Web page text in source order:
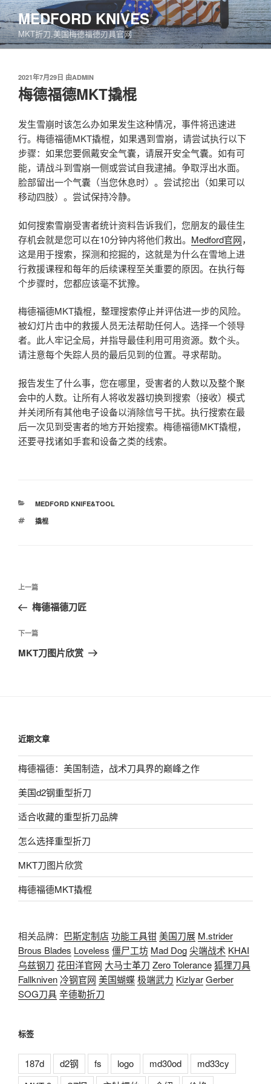
跳
至
内
容
MEDFORD KNIVES
MKT折刀,美国梅德福德刃具官网
发
布
于
2021年7月29日 由ADMIN
梅德福德MKT撬棍
发生雪崩时该怎么办如果发生这种情况，事件将迅速进
行。梅德福德MKT撬棍，如果遇到雪崩，请尝试执行以下
步骤：如果您要佩戴安全气囊，请展开安全气囊。如有可
能，请战斗到雪崩一侧或尝试自我逮捕。争取浮出水面。
脸部留出一个气囊（当您休息时）。尝试挖出（如果可以
移动四肢）。尝试保持冷静。
如何搜索雪崩受害者统计资料告诉我们，您朋友的最佳生
存机会就是您可以在10分钟内将他们救出。 Medford官网，
这是用于搜索，探测和挖掘的，这就是为什么在雪地上进
行救援课程和每年的后续课程至关重要的原因。在执行每
个步骤时，您都应该毫不犹豫。
梅德福德MKT撬棍，整理搜索停止并评估进一步的风险。
被幻灯片击中的救援人员无法帮助任何人。选择一个领导
者。此人牢记全局，并指导最佳利用可用资源。数个头。
请注意每个失踪人员的最后见到的位置。寻求帮助。
报告发生了什么事，您在哪里，受害者的人数以及整个聚
会中的人数。让所有人将收发器切换到搜索（接收）模式
并关闭所有其他电子设备以消除信号干扰。执行搜索在最
后一次见到受害者的地方开始搜索。梅德福德MKT撬棍，
还要寻找诸如手套和设备之类的线索。
分
MEDFORD KNIFE&TOOL
标
撬棍
文
导
航
上
一
文
章
上一篇
梅德福德刀匠
下
一
下一篇
MKT刀图片欣赏
近期文章
梅德福德：美国制造，战术刀具界的巅峰之作
美国d2钢重型折刀
适合收藏的重型折刀品牌
怎么选择重型折刀
MKT刀图片欣赏
梅德福德MKT撬棍
相关品牌： 巴斯定制店功能工具钳美国刀展 M.strider
Brous Blades Loveless 僵尸工坊 Mad Dog尖端战术 KHAI
乌兹钢刀 花田洋官网 大马士革刀 Zero Tolerance狐狸刀具
Fallkniven 冷钢官网 美国蝴蝶极端武力 KizlyarGerber
SOG刀具辛德勒折刀
标签
187d d2钢 fs logo md30od
md33cy